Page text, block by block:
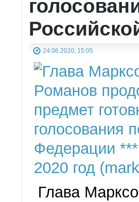
24.06.2020, 15:05
Глава